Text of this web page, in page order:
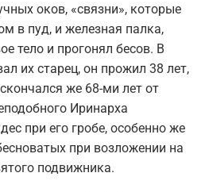
оков, «связни», которые
в пуд, и железная палка,
тело и прогонял бесов. В
их старец, он прожил 38 лет,
же 68-ми лет от
Иринарха
при его гробе, особенно же
при возложении на
подвижника.